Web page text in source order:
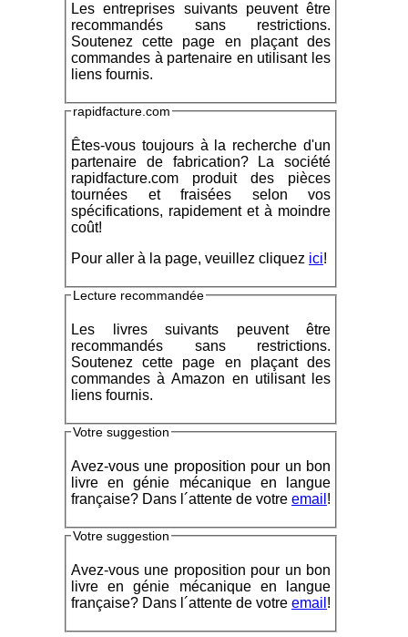
Les entreprises suivants peuvent être
recommandés sans restrictions.
Soutenez cette page en plaçant des
commandes à partenaire en utilisant les
liens fournis.
rapidfacture.com
Êtes-vous toujours à la recherche d'un
partenaire de fabrication? La société
rapidfacture.com produit des pièces
tournées et fraisées selon vos
spécifications, rapidement et à moindre
coût!
Pour aller à la page, veuillez cliquez ici!
Lecture recommandée
Les livres suivants peuvent être
recommandés sans restrictions.
Soutenez cette page en plaçant des
commandes à Amazon en utilisant les
liens fournis.
Votre suggestion
Avez-vous une proposition pour un bon
livre en génie mécanique en langue
française? Dans l´attente de votre email !
Votre suggestion
Avez-vous une proposition pour un bon
livre en génie mécanique en langue
française? Dans l´attente de votre email !